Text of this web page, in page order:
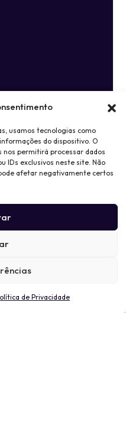
usamos tecnologias como
do dispositivo. O
permitirá processar dados
IDs exclusivos neste site. Não
afetar negativamente certos
de Privacidade